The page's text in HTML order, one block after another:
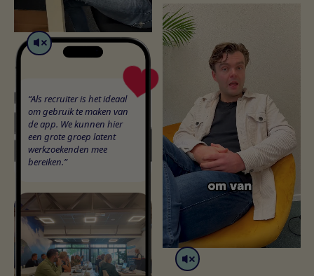
“Als recruiter is het ideaal
om gebruik te maken van
de app. We kunnen hier
een grote groep latent
werkzoekenden mee
bereiken.”